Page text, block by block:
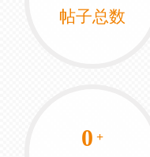
帖子总数
0 +